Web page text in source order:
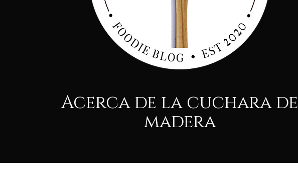
Acerca de la cuchara de
madera